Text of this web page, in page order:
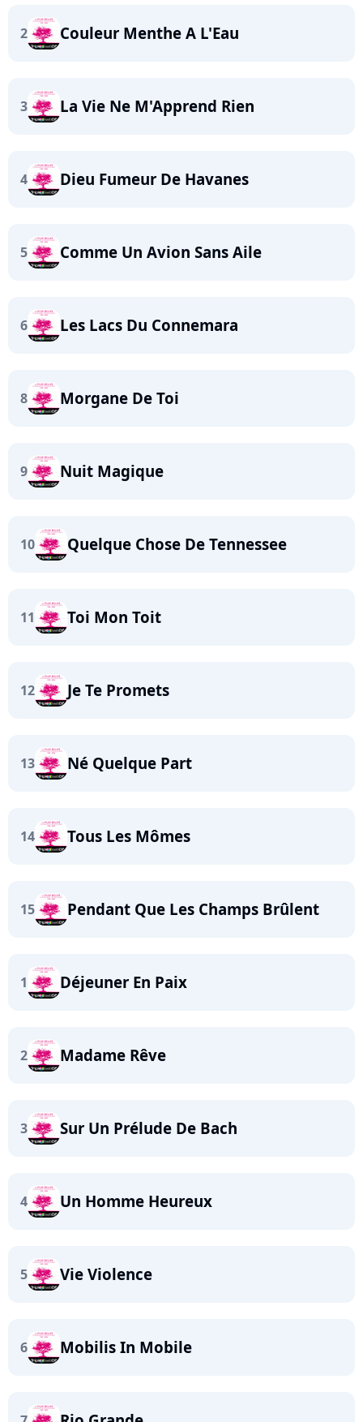
2 Couleur Menthe A L'Eau
3 La Vie Ne M'Apprend Rien
4 Dieu Fumeur De Havanes
5 Comme Un Avion Sans Aile
6 Les Lacs Du Connemara
8 Morgane De Toi
9 Nuit Magique
10 Quelque Chose De Tennessee
11 Toi Mon Toit
12 Je Te Promets
13 Né Quelque Part
14 Tous Les Mômes
15 Pendant Que Les Champs Brûlent
1 Déjeuner En Paix
2 Madame Rêve
3 Sur Un Prélude De Bach
4 Un Homme Heureux
5 Vie Violence
6 Mobilis In Mobile